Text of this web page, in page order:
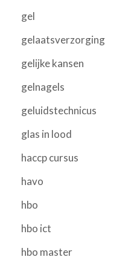
gel
gelaatsverzorging
gelijke kansen
gelnagels
geluidstechnicus
glas in lood
haccp cursus
havo
hbo
hbo ict
hbo master